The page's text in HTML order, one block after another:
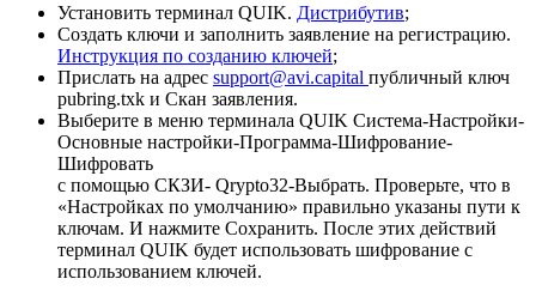
Установить терминал QUIK. Дистрибутив;
Создать ключи и заполнить заявление на регистрацию.
Инструкция по созданию ключей;
Прислать на адрес support@avi.capital публичный ключ
pubring.txk и Скан заявления.
Выберите в меню терминала QUIK Система-Настройки-
Основные настройки-Программа-Шифрование-
Шифровать
с помощью СКЗИ- Qrypto32-Выбрать. Проверьте, что в
«Настройках по умолчанию» правильно указаны пути к
ключам. И нажмите Сохранить. После этих действий
терминал QUIK будет использовать шифрование с
использованием ключей.